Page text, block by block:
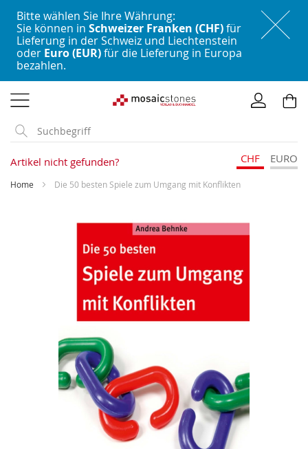
Bitte wählen Sie Ihre Währung:
Sie können in Schweizer Franken (CHF)für
Lieferung in der Schweiz und Liechtenstein
oder Euro (EUR)für die Lieferung in Europa
bezahlen.
zum
Inhalt
Artikel nicht gefunden? CHF EURO
Home Die 50 besten Spiele zum Umgang mit Konflikten